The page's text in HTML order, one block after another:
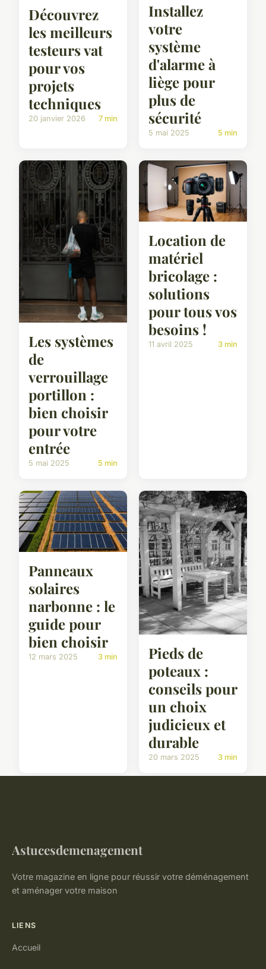
Découvrez
les meilleurs
testeurs vat
pour vos
projets
techniques
20 janvier 2026 7 min
Installez
votre
système
d'alarme à
liège pour
plus de
sécurité
5 mai 2025 5 min
Les systèmes
de
verrouillage
portillon :
bien choisir
pour votre
entrée
5 mai 2025 5 min
Location de
matériel
bricolage :
solutions
pour tous vos
besoins !
11 avril 2025 3 min
Panneaux
solaires
narbonne : le
guide pour
bien choisir
12 mars 2025 3 min
Pieds de
poteaux :
conseils pour
un choix
judicieux et
durable
20 mars 2025 3 min
Astucesdemenagement
Votre magazine en ligne pour réussir votre déménagement
et aménager votre maison
LIENS
Accueil